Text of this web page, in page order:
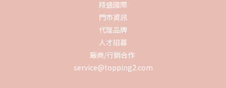
翔盛國際
門市資訊
代理品牌
人才招募
廠商/行銷合作
service@topping2.com